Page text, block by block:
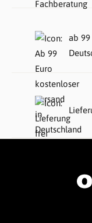
ab 99